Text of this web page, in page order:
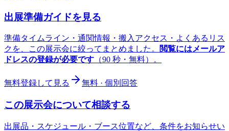
出展準備ガイドを見る
準備タイムライン・通関情報・搬入アクセス・よくあるリス
クを、この展示会に絞ってまとめました。
閲覧にはメールア
ドレスの登録が必要です （90 秒・無料）。
無料登録して見る 無料 · 個別回答
この展示会について相談する
出展品・スケジュール・ブース位置など、条件をお知らせい